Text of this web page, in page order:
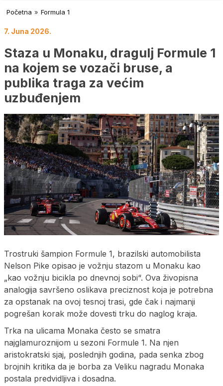
Početna » Formula 1
7. Juna 2026.
Staza u Monaku, dragulj Formule 1
na kojem se vozači bruse, a
publika traga za većim
uzbuđenjem
Trostruki šampion Formule 1, brazilski automobilista
Nelson Pike opisao je vožnju stazom u Monaku kao
„kao vožnju bicikla po dnevnoj sobi“. Ova živopisna
analogija savršeno oslikava preciznost koja je potrebna
za opstanak na ovoj tesnoj trasi, gde čak i najmanji
pogrešan korak može dovesti trku do naglog kraja.
Trka na ulicama Monaka često se smatra
najglamuroznijom u sezoni Formule 1. Na njen
aristokratski sjaj, poslednjih godina, pada senka zbog
brojnih kritika da je borba za Veliku nagradu Monaka
postala predvidljiva i dosadna.